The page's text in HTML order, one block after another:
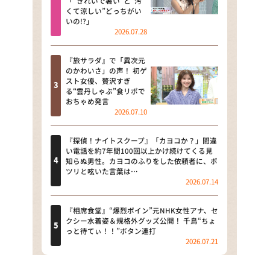
かえり）
DAIGOも台所 ～きょうの献立 何
にする？～
本日はダイアンなり！シーズン２
朝だ！生です旅サラダ
教えて！ニュースライブ 正義の
ミカタ
ＬＩＦＥ～夢のカタチ～
新婚さんいらっしゃい！
ポツンと一軒家
ザキ山小屋本館
くて涼しい”どっちがい
いの!?」
2026.07.28
『旅サラダ』で「異次元
のかわいさ」の声！ 初ゲ
スト女優、贅沢すぎ
る“雲丹しゃぶ”食リポで
おちゃめ発言
2026.07.10
『探偵！ナイトスクープ』「カヨコか？」間違
い電話を約7年間100回以上かけ続けてくる見
知らぬ男性。カヨコのふりをした依頼者に、ポ
ツリと呟いた言葉は…
2026.07.14
『相席食堂』“爆烈ボイン”元NHK女性アナ、セ
クシー水着姿＆規格外グッズ公開！ 千鳥“ちょ
っと待てぃ！！”ボタン連打
2026.07.21